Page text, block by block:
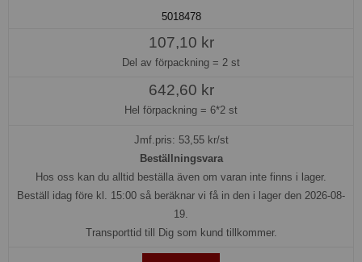
5018478
107,10 kr
Del av förpackning = 2 st
642,60 kr
Hel förpackning = 6*2 st
Jmf.pris: 53,55kr/st
Beställningsvara
Hos oss kan du alltid beställa även om varan inte finns i lager.
Beställ idag före kl. 15:00 så beräknar vi få in den i lager den 2026-08-
19.
Transporttid till Dig som kund tillkommer.